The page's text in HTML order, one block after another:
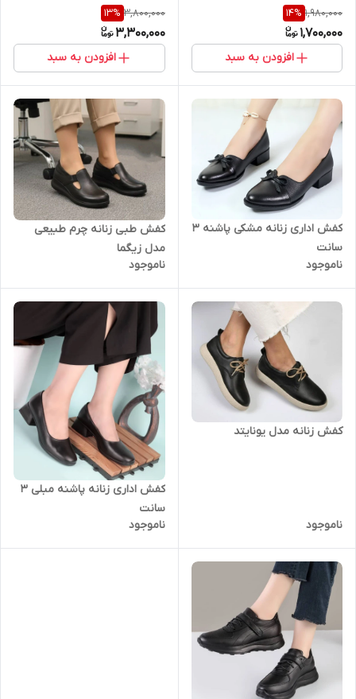
1,980,000
14%
1,700,000
افزودن به سبد
3,800,000
13%
3,300,000
افزودن به سبد
کفش اداری زنانه مشکی پاشنه ۳
سانت
ناموجود
کفش طبی زنانه چرم طبیعی
مدل زیگما
ناموجود
کفش زنانه مدل یونایتد
ناموجود
کفش اداری زنانه پاشنه مبلی ۳
سانت
ناموجود